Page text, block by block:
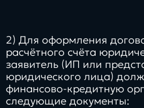
2) Для оформления
расчётного счёта
заявитель (ИП или
юридического лица)
финансово-кредитную
следующие документы: